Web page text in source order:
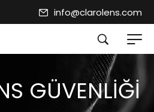
info@clarolens.com
GÜVENLIĞI